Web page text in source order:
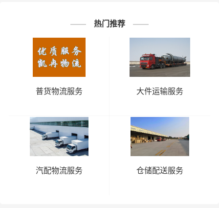
热门推荐
普货物流服务 大件运输服务
汽配物流服务 仓储配送服务